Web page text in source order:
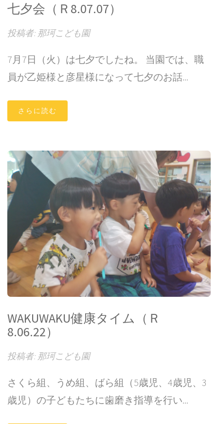
七夕会（Ｒ8.07.07）
投稿者: 那珂こども園
7月7日（火）は七夕でしたね。 当園では、職
員が乙姫様と彦星様になって七夕のお話...
さらに読む
WAKUWAKU健康タイム（Ｒ
8.06.22）
投稿者: 那珂こども園
さくら組、うめ組、ばら組（5歳児、4歳児、3
歳児）の子どもたちに歯磨き指導を行い...